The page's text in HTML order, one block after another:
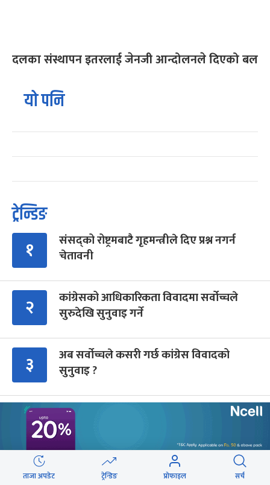
दलका संस्थापन इतरलाई जेनजी आन्दोलनले दिएको बल
यो पनि
ट्रेन्डिङ
१
संसद्को रोष्ट्रमबाटै गृहमन्त्रीले दिए प्रश्न नगर्न
चेतावनी
२
कांग्रेसको आधिकारिकता विवादमा सर्वोच्चले
सुरुदेखि सुनुवाइ गर्ने
३
अब सर्वोच्चले कसरी गर्छ कांग्रेस विवादको
सुनुवाइ ?
४ शेरबहादुर देउवा साउन २६ गते स्वदेश फर्किने
ब्रोड पिकमा ज्यान गुमाएका युक्तको शव काठमाडौं
ताजा अपडेट ट्रेन्डिङ प्रोफाइल सर्च